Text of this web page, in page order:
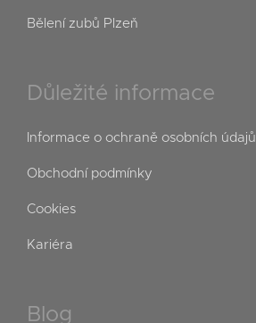
Bělení zubů Plzeň
Důležité informace
Informace o ochraně osobních údajů
Obchodní podmínky
Cookies
Kariéra
Blog